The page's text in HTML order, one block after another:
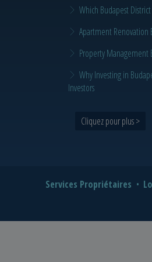
Which Budapest District
Apartment Renovation
Property Management
Why Investing in
Investors
Cliquez pour plus >
Services Propriétaires